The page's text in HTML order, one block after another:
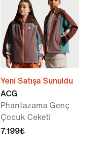
Yeni Satışa Sunuldu
ACG
Phantazama Genç
Çocuk Ceketi
7.199₺